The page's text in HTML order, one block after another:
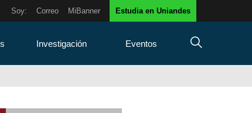
Soy: Correo MiBanner Estudia en Uniandes
Investigación Eventos